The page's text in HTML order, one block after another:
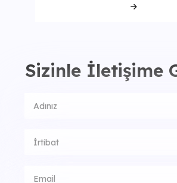
Sizinle İletişime